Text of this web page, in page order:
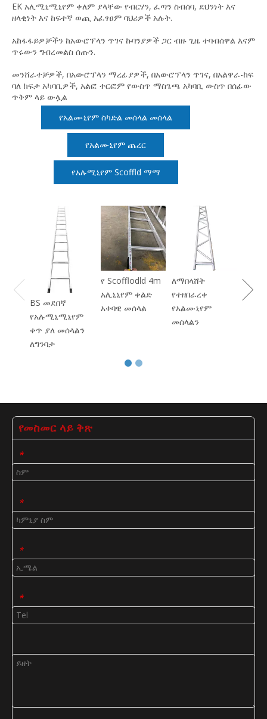
EK አሊሚኒሚኒየም ቀለም ያላቸው የብርሃን, ፈጣን ስብሰባ, ደህንነት እና
ዘላቂነት እና ከፍተኛ ወጪ አፈፃፀም ባህሪዎች አሉት.
አከፋፋይዎቻችን ከአውሮፕላን ጥገና ኩባንያዎች ጋር ብዙ ጊዜ ተባብሰዋል እናም
ጥሩውን ግብረመልስ ሰጡን.
መንሸራተቻዎች, በአውሮፕላን ማረፊያዎች, በአውሮፕላን ጥገና, በአልዋራ-ከፍ
ባለ ከፍታ አካባቢዎች, አልፎ ተርፎም የውስጥ ማስጌጫ አካባቢ ውስጥ በሰፊው
ጥቅም ላይ ውሏል
የአልሙኒየም ስካድል መሰላል መሰላል
የአልሙኒየም ጨረር
የአሉሚኒየም Scoffld ማማ
BS መደበኛ
የአሉሚኒሚኒየም
ቀጥ ያለ መሰላልን
ለግንባታ
የ Scofflodld 4m
አሊኒኒየም ቀልድ
አቀባዊ መሰላል
ለማበላሸት
የተዘበራረቀ
የአልሙኒየም
መሰላልን
የመስመር ላይ ቅጽ
*
*
*
*